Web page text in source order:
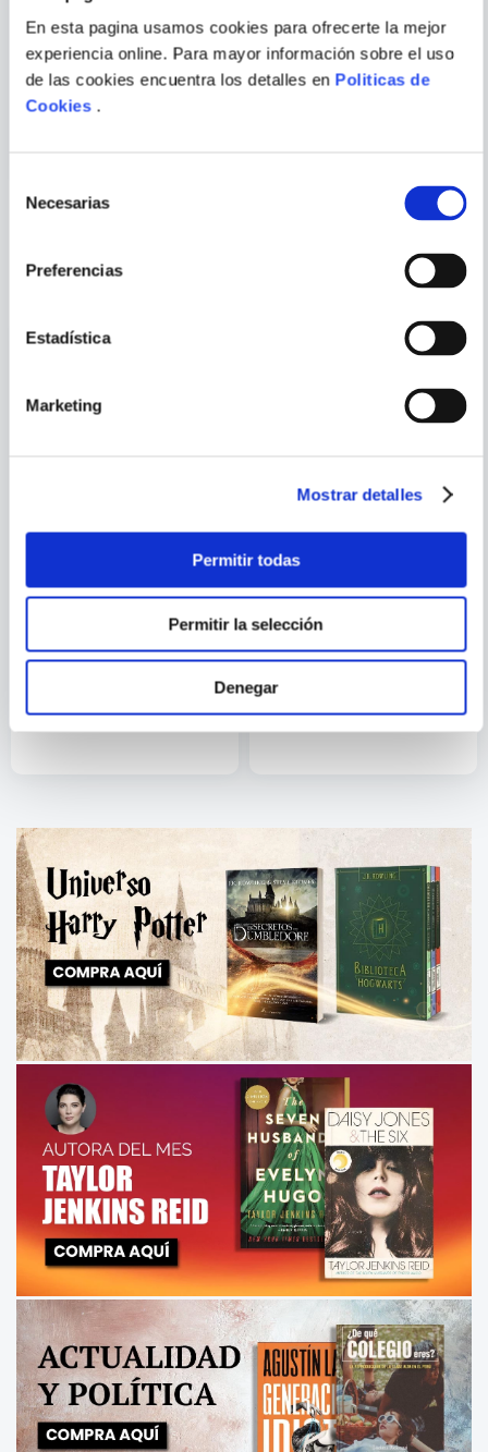
En esta pagina usamos cookies para ofrecerte la mejor
experiencia online. Para mayor información sobre el uso
de las cookies encuentra los detalles en Politicas de
Cookies.
Necesarias
Preferencias
Estadística
Marketing
Mostrar detalles
Permitir todas
Permitir la selección
Denegar
ENVIAR
COMENTARIO
DUBU; CHUGONG
SOLO LEVELING 10
AKIRA TORIYAMA
DRAGON BALL N.22
VISTE
VER TODOS
MONTERO